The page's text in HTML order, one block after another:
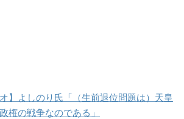
オ】よしのり氏「（生前退位問題は）天皇
権の戦争なのである」